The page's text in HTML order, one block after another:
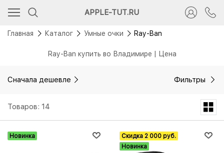
APPLE-TUT.RU
Главная Каталог Умные очки Ray-Ban
Ray-Ban купить во Владимире | Цена
Сначала дешевле Фильтры
Товаров: 14
Новинка
Скидка 2 000 руб.
Новинка